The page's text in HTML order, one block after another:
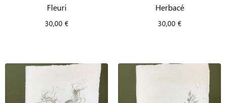
Fleuri
30,00 €
Herbacé
30,00 €